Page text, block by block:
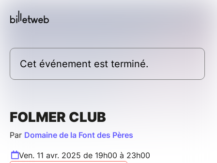
Cet événement est terminé.
FOLMER CLUB
Par Domaine de la Font des Pères
Ven. 11 avr. 2025 de 19h00 à 23h00